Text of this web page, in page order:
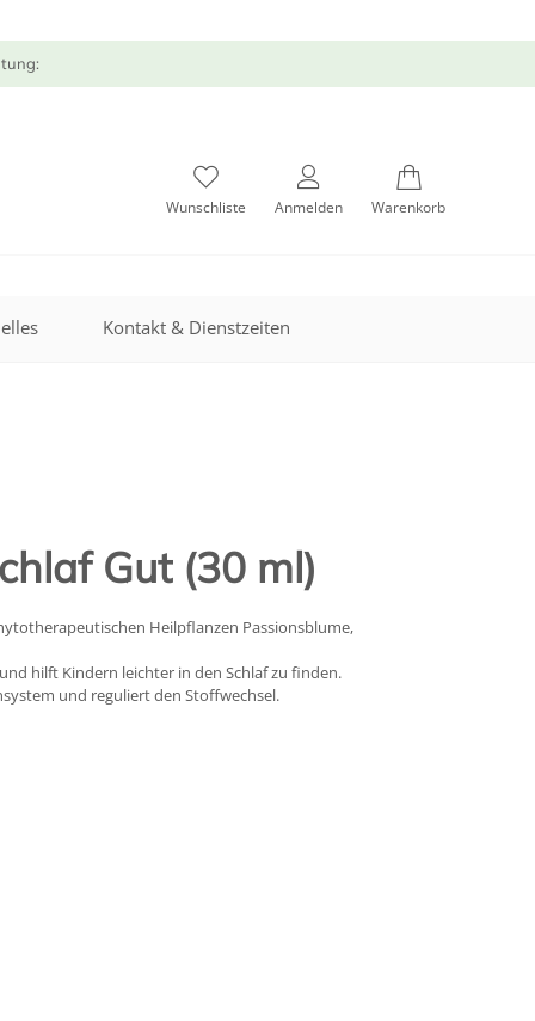
Wunschliste Anmelden Warenkorb
Kontakt & Dienstzeiten
Gut (30 ml)
Heilpflanzen Passionsblume,
hilft Kindern leichter in den Schlaf zu finden.
und reguliert den Stoffwechsel.